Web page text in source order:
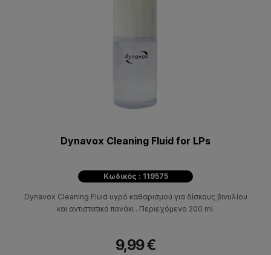
Dynavox Cleaning Fluid for LPs
Κωδικός : 119575
Dynavox Cleaning Fluid υγρό καθαρισμού για δίσκους βινυλίου
και αντιστατικό πανάκι . Περιεχόμενο 200 ml.
9,99 €